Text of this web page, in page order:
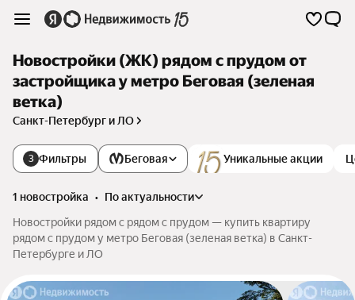
Новостройки (ЖК) рядом с прудом от
застройщика у метро Беговая (зеленая
ветка)
Санкт-Петербург и ЛО
3 Фильтры Уникальные акции
Беговая
1 новостройка •
по актуальности
Новостройки рядом с рядом с прудом — купить квартиру
рядом с прудом у метро Беговая (зеленая ветка) в Санкт-
Петербурге и ЛО